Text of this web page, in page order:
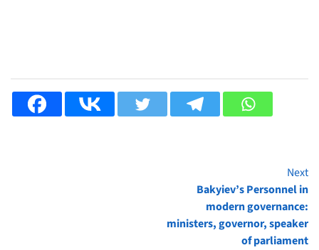
Next
Bakyiev’s Personnel in
modern governance:
ministers, governor, speaker
of parliament